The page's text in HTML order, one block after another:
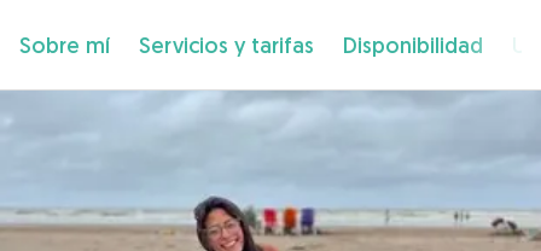
Sobre mí Servicios y tarifas Disponibilidad